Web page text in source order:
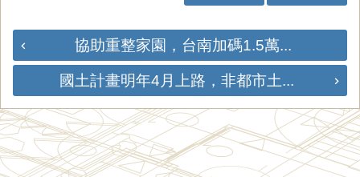
協助重整家園，台南加碼1.5萬...
國土計畫明年4月上路，非都市土...